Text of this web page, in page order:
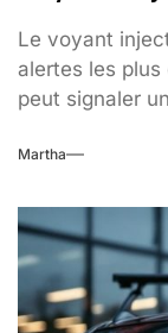
Le voyant
alertes les plus
peut signaler
Martha